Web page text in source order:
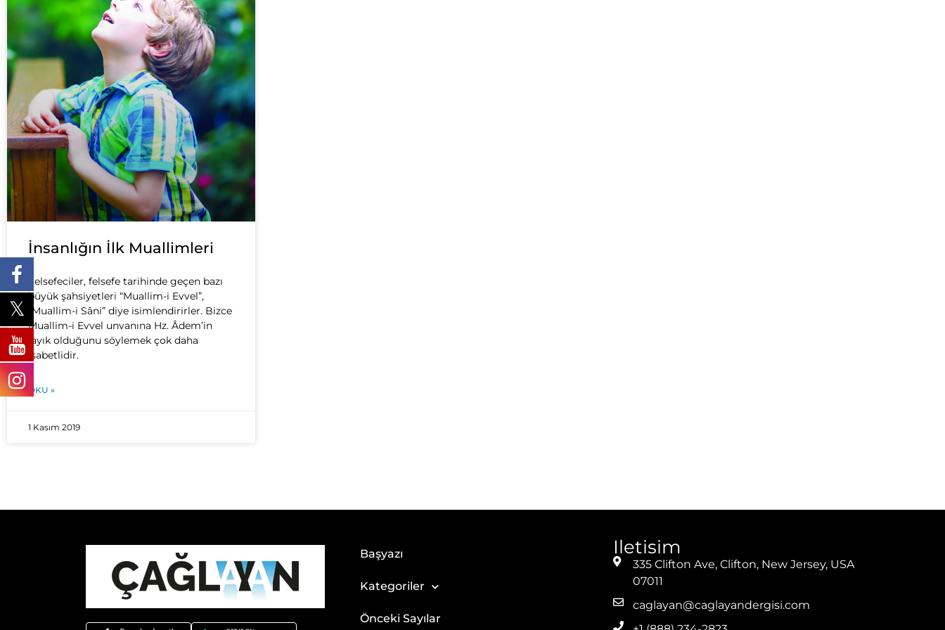
İnsanlığın İlk Muallimleri
Felsefeciler, felsefe tarihinde geçen bazı
büyük şahsiyetleri “Muallim-i Evvel”,
“Muallim-i Sâni” diye isimlendirirler. Bizce
Muallim-i Evvel unvanına Hz. Âdem’in
layık olduğunu söylemek çok daha
isabetlidir.
OKU »
1 Kasım 2019
Başyazı
Kategoriler
Önceki Sayılar
Iletisim
335 Clifton Ave, Clifton, New Jersey, USA
07011
caglayan@caglayandergisi.com